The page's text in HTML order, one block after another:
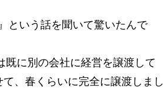
という話を聞いて驚いたんで
に別の会社に経営を譲渡して
、春くらいに完全に譲渡しまし